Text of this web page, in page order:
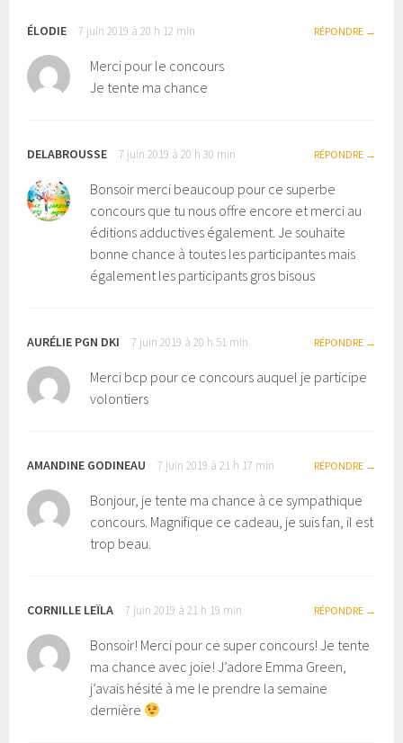
ÉLODIE 7 juin 2019 à 20 h 12 min RÉPONDRE
Merci pour le concours
Je tente ma chance
DELABROUSSE 7 juin 2019 à 20 h 30 min RÉPONDRE
Bonsoir merci beaucoup pour ce superbe
concours que tu nous offre encore et merci au
éditions adductives également. Je souhaite
bonne chance à toutes les participantes mais
également les participants gros bisous
AURÉLIE PGN DKI 7 juin 2019 à 20 h 51 min RÉPONDRE
Merci bcp pour ce concours auquel je participe
volontiers
AMANDINE GODINEAU 7 juin 2019 à 21 h 17 min RÉPONDRE
Bonjour, je tente ma chance à ce sympathique
concours. Magnifique ce cadeau, je suis fan, il est
trop beau.
CORNILLE LEÏLA 7 juin 2019 à 21 h 19 min RÉPONDRE
Bonsoir! Merci pour ce super concours! Je tente
ma chance avec joie! J’adore Emma Green,
j’avais hésité à me le prendre la semaine
dernière